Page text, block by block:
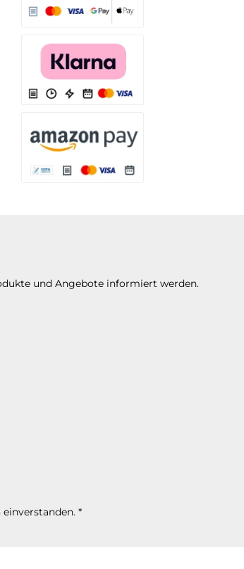
und Angebote informiert werden.
*